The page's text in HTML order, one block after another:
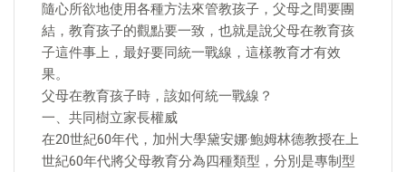
隨心所欲地使用各種方法來管教孩子，父母之間要團
結，教育孩子的觀點要一致，也就是說父母在教育孩
子這件事上，最好要同統一戰線，這樣教育才有效
果。
父母在教育孩子時，該如何統一戰線？
一、共同樹立家長權威
在20世紀60年代，加州大學黛安娜·鮑姆林德教授在上
世紀60年代將父母教育分為四種類型，分別是專制型